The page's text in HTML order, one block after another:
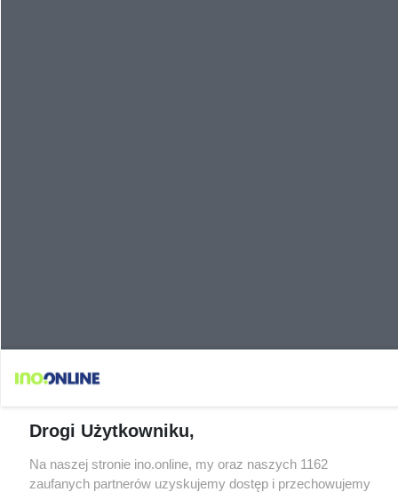
Drogi Użytkowniku,
Na naszej stronie ino.online, my oraz naszych 1162
zaufanych partnerów uzyskujemy dostęp i przechowujemy